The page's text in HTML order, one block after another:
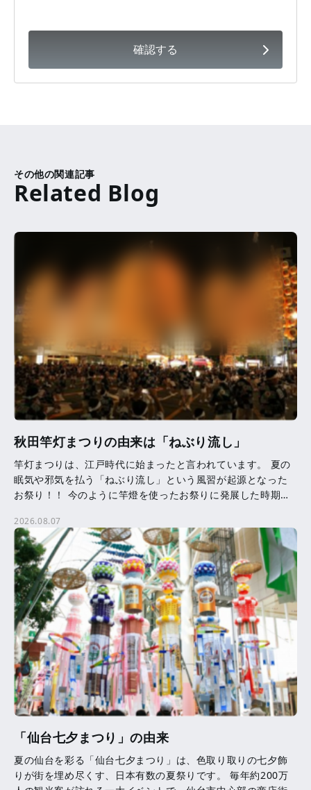
確認する
その他の関連記事
秋田竿灯まつりの由来は「ねぶり流し」
竿灯まつりは、江戸時代に始まったと言われています。 夏の
眠気や邪気を払う「ねぶり流し」という風習が起源となった
お祭り！！ 今のように竿燈を使ったお祭りに発展した時期等
[…]
2026.08.07
「仙台七夕まつり」の由来
夏の仙台を彩る「仙台七夕まつり」は、色取り取りの七夕飾
りが街を埋め尽くす、日本有数の夏祭りです。 毎年約200万